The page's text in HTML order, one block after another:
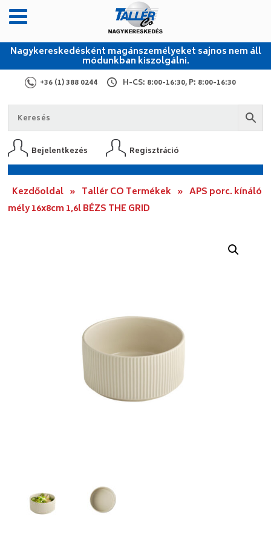
Nagykereskedésként magánszemélyeket sajnos nem áll
módunkban kiszolgálni.
+36 (1) 388 0244 H-CS: 8:00-16:30, P: 8:00-16:30
Bejelentkezés Regisztráció
Kezdőoldal » Tallér CO Termékek » APS porc. kínáló
mély 16x8cm 1,6l BÉZS THE GRID